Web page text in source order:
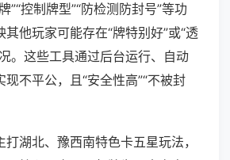
”“控制牌型”“防检测防封号”等功
他玩家可能存在“牌特别好”或“透
。这些工具通过后台运行、自动
不平公，且“安全性高”“不被封
湖北、豫西南特色卡五星玩法，